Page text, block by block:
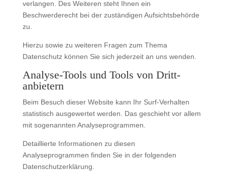
verlangen. Des Weiteren steht Ihnen ein
Beschwerderecht bei der zuständigen Aufsichtsbehörde
zu.
Hierzu sowie zu weiteren Fragen zum Thema
Datenschutz können Sie sich jederzeit an uns wenden.
Analyse-Tools und Tools von Dritt­
anbietern
Beim Besuch dieser Website kann Ihr Surf-Verhalten
statistisch ausgewertet werden. Das geschieht vor allem
mit sogenannten Analyseprogrammen.
Detaillierte Informationen zu diesen
Analyseprogrammen finden Sie in der folgenden
Datenschutzerklärung.